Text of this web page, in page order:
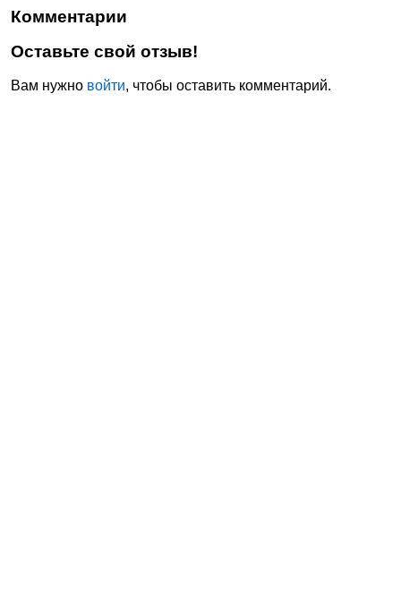
Комментарии
Оставьте свой отзыв!
Вам нужно войти, чтобы оставить комментарий.